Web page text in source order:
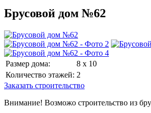
Брусовой дом №62
Размер дома:
8 x 10
Количество этажей: 2
Заказать строительство
Внимание! Возможо строительство из